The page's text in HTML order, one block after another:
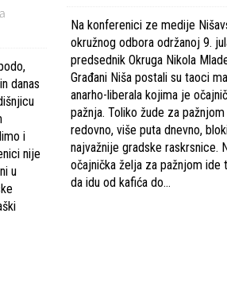
danas
i
nije
u
Na konferenici ze medije
okružnog odbora održanoj 9.
predsednik Okruga Nikola
Građani Niša postali su taoci
anarho-liberala kojima je
pažnja. Toliko žude za
redovno, više puta dnevno,
najvažnije gradske raskrsnice.
očajnička želja za pažnjom ide
da idu od kafića do…